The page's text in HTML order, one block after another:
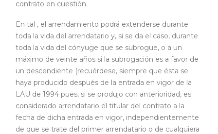
contrato en cuestión.
En tal , el arrendamiento podrá extenderse durante
toda la vida del arrendatario y, si se da el caso, durante
toda la vida del cónyuge que se subrogue, o a un
máximo de veinte años si la subrogación es a favor de
un descendiente (recuérdese, siempre que ésta se
haya producido después de la entrada en vigor de la
LAU de 1994 pues, si se produjo con anterioridad, es
considerado arrendatario el titular del contrato a la
fecha de dicha entrada en vigor, independientemente
de que se trate del primer arrendatario o de cualquiera